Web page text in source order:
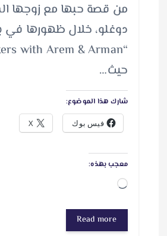
من قصة حبها مع زوجها
دوغلو، خلال ظهورها في
حيث…
شارك هذا الموضوع:
فيس بوك X
معجب بهذه:
ج
ا
رRead more